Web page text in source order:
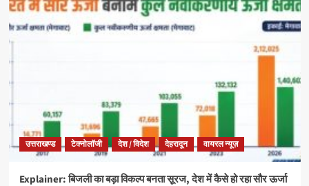
उत्तराखण्ड टेक्नोलॉजी देश / विदेश देहरादून वायरल न्यूज़
Explainer: बिजली का बड़ा विकल्प बनता सूरज, देश में कैसे हो रहा सौर ऊर्जा